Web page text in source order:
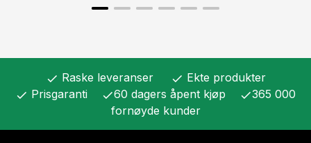
check Raske leveranser check Ekte produkter
check Prisgaranti check60 dagers åpent kjøp check365 000
fornøyde kunder